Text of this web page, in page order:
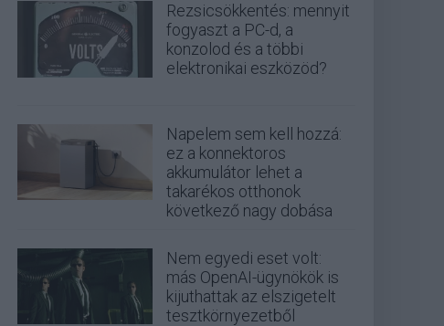
Rezsicsökkentés: mennyit
fogyaszt a PC-d, a
konzolod és a többi
elektronikai eszközöd?
Napelem sem kell hozzá:
ez a konnektoros
akkumulátor lehet a
takarékos otthonok
következő nagy dobása
Nem egyedi eset volt:
más OpenAI-ügynökök is
kijuthattak az elszigetelt
tesztkörnyezetből